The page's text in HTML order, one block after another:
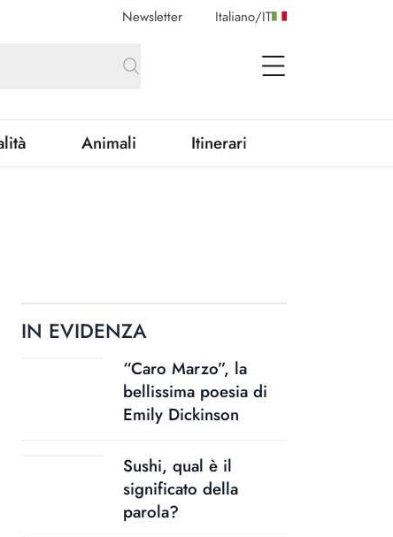
Newsletter Italiano/IT
open Menu
Animali Itinerari
IN EVIDENZA
“Caro Marzo”, la
bellissima poesia di
Emily Dickinson
Sushi, qual è il
significato della
parola?